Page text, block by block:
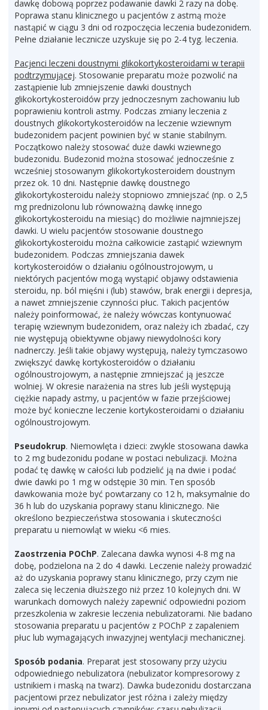
dawkę dobową poprzez podawanie dawki 2 razy na dobę.
Poprawa stanu klinicznego u pacjentów z astmą może
nastąpić w ciągu 3 dni od rozpoczęcia leczenia budezonidem.
Pełne działanie lecznicze uzyskuje się po 2-4 tyg. leczenia.
Pacjenci leczeni doustnymi glikokortykosteroidami w terapii
podtrzymującej. Stosowanie preparatu może pozwolić na
zastąpienie lub zmniejszenie dawki doustnych
glikokortykosteroidów przy jednoczesnym zachowaniu lub
poprawieniu kontroli astmy. Podczas zmiany leczenia z
doustnych glikokortykosteroidów na leczenie wziewnym
budezonidem pacjent powinien być w stanie stabilnym.
Początkowo należy stosować duże dawki wziewnego
budezonidu. Budezonid można stosować jednocześnie z
wcześniej stosowanym glikokortykosteroidem doustnym
przez ok. 10 dni. Następnie dawkę doustnego
glikokortykosteroidu należy stopniowo zmniejszać (np. o 2,5
mg prednizolonu lub równoważną dawkę innego
glikokortykosteroidu na miesiąc) do możliwie najmniejszej
dawki. U wielu pacjentów stosowanie doustnego
glikokortykosteroidu można całkowicie zastąpić wziewnym
budezonidem. Podczas zmniejszania dawek
kortykosteroidów o działaniu ogólnoustrojowym, u
niektórych pacjentów mogą wystąpić objawy odstawienia
steroidu, np. ból mięśni i (lub) stawów, brak energii i depresja,
a nawet zmniejszenie czynności płuc. Takich pacjentów
należy poinformować, że należy wówczas kontynuować
terapię wziewnym budezonidem, oraz należy ich zbadać, czy
nie występują obiektywne objawy niewydolności kory
nadnerczy. Jeśli takie objawy występują, należy tymczasowo
zwiększyć dawkę kortykosteroidów o działaniu
ogólnoustrojowym, a następnie zmniejszać ją jeszcze
wolniej. W okresie narażenia na stres lub jeśli występują
ciężkie napady astmy, u pacjentów w fazie przejściowej
może być konieczne leczenie kortykosteroidami o działaniu
ogólnoustrojowym.
Pseudokrup. Niemowlęta i dzieci: zwykle stosowana dawka
to 2 mg budezonidu podane w postaci nebulizacji. Można
podać tę dawkę w całości lub podzielić ją na dwie i podać
dwie dawki po 1 mg w odstępie 30 min. Ten sposób
dawkowania może być powtarzany co 12 h, maksymalnie do
36 h lub do uzyskania poprawy stanu klinicznego. Nie
określono bezpieczeństwa stosowania i skuteczności
preparatu u niemowląt w wieku <6 mies.
Zaostrzenia POChP. Zalecana dawka wynosi 4-8 mg na
dobę, podzielona na 2 do 4 dawki. Leczenie należy prowadzić
aż do uzyskania poprawy stanu klinicznego, przy czym nie
zaleca się leczenia dłuższego niż przez 10 kolejnych dni. W
warunkach domowych należy zapewnić odpowiedni poziom
przeszkolenia w zakresie leczenia nebulizatorami. Nie badano
stosowania preparatu u pacjentów z POChP z zapaleniem
płuc lub wymagających inwazyjnej wentylacji mechanicznej.
Sposób podania. Preparat jest stosowany przy użyciu
odpowiedniego nebulizatora (nebulizator kompresorowy z
ustnikiem i maską na twarz). Dawka budezonidu dostarczana
pacjentowi przez nebulizator jest różna i zależy między